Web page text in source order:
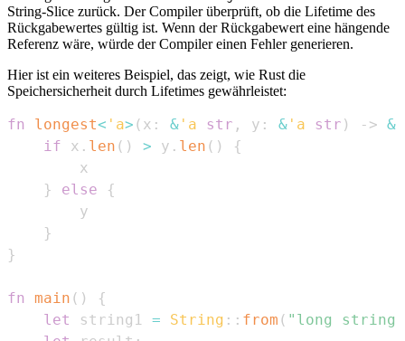
String-Slice zurück. Der Compiler überprüft, ob die Lifetime des
Rückgabewertes gültig ist. Wenn der Rückgabewert eine hängende
Referenz wäre, würde der Compiler einen Fehler generieren.
Hier ist ein weiteres Beispiel, das zeigt, wie Rust die
Speichersicherheit durch Lifetimes gewährleistet:
fn longest< 'a> ( x : & 'a str , y : & 'a str ) -> &
if x . len ( ) > y . len ( )
{
}
else
{
}
}
fn main ( )
{
let
string1 = String :: from ( "long string